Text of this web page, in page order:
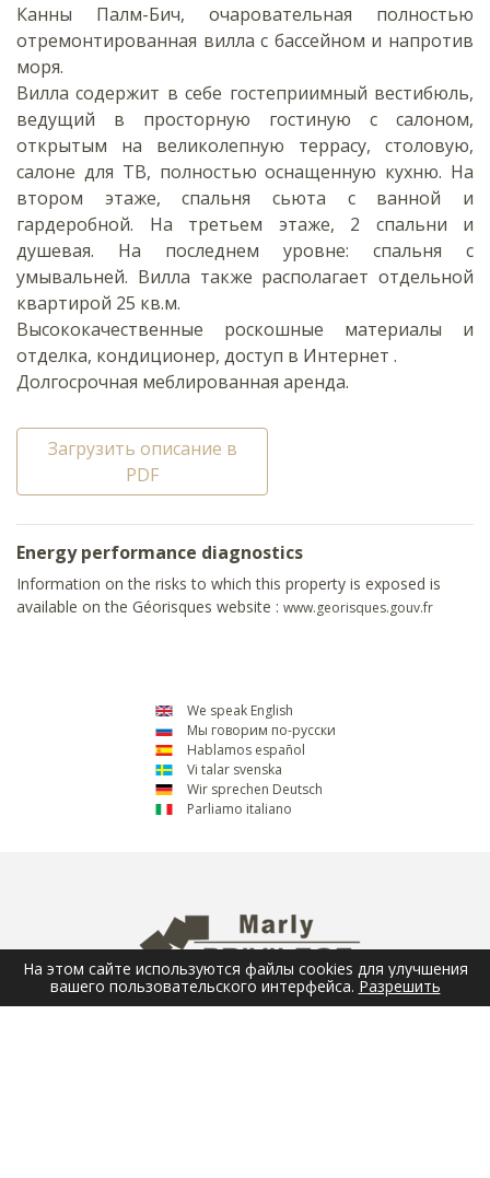
Канны Палм-Бич, очаровательная полностью
отремонтированная вилла с бассейном и напротив
моря.
Вилла содержит в себе гостеприимный вестибюль,
ведущий в просторную гостиную с салоном,
открытым на великолепную террасу, столовую,
салоне для ТВ, полностью оснащенную кухню. На
втором этаже, спальня сьюта с ванной и
гардеробной. На третьем этаже, 2 спальни и
душевая. На последнем уровне: спальня с
умывальней. Вилла также располагает отдельной
квартирой 25 кв.м.
Высококачественные роскошные материалы и
отделка, кондиционер, доступ в Интернет .
Долгосрочная меблированная аренда.
Загрузить описание в
PDF
Energy performance diagnostics
Information on the risks to which this property is exposed is
available on the Géorisques website : www.georisques.gouv.fr
We speak English
Мы говорим по-русски
Hablamos español
Vi talar svenska
Wir sprechen Deutsch
Parliamo italiano
На этом сайте используются файлы cookies для улучшения
вашего пользовательского интерфейса. Разрешить